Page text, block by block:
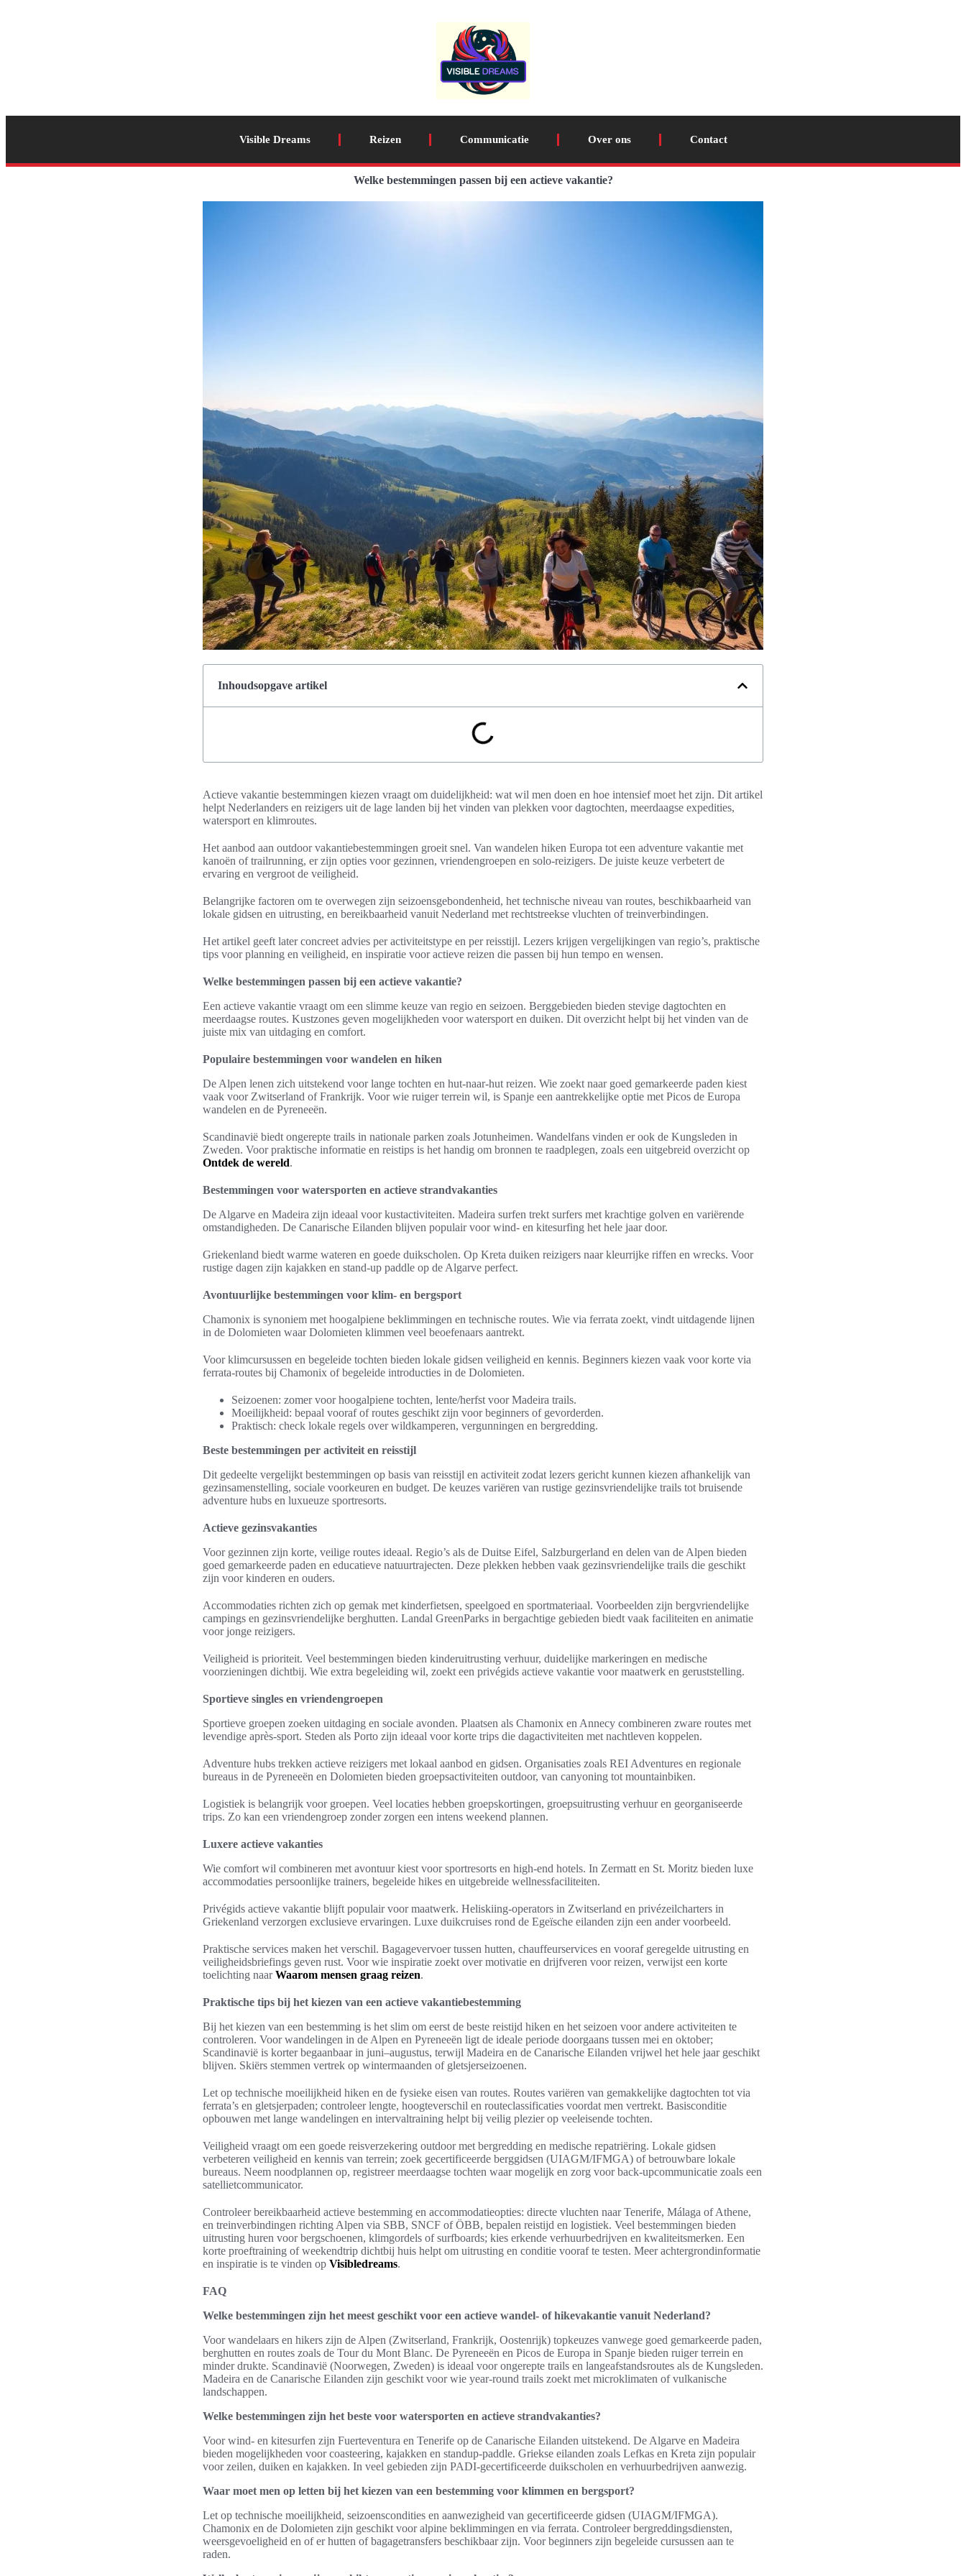
Visible Dreams Reizen Communicatie Over ons Contact
Welke bestemmingen passen bij een actieve vakantie?
Inhoudsopgave artikel
Actieve vakantie bestemmingen kiezen vraagt om duidelijkheid: wat wil men doen en hoe intensief moet het zijn. Dit artikel
helpt Nederlanders en reizigers uit de lage landen bij het vinden van plekken voor dagtochten, meerdaagse expedities,
watersport en klimroutes.
Het aanbod aan outdoor vakantiebestemmingen groeit snel. Van wandelen hiken Europa tot een adventure vakantie met
kanoën of trailrunning, er zijn opties voor gezinnen, vriendengroepen en solo-reizigers. De juiste keuze verbetert de
ervaring en vergroot de veiligheid.
Belangrijke factoren om te overwegen zijn seizoensgebondenheid, het technische niveau van routes, beschikbaarheid van
lokale gidsen en uitrusting, en bereikbaarheid vanuit Nederland met rechtstreekse vluchten of treinverbindingen.
Het artikel geeft later concreet advies per activiteitstype en per reisstijl. Lezers krijgen vergelijkingen van regio’s, praktische
tips voor planning en veiligheid, en inspiratie voor actieve reizen die passen bij hun tempo en wensen.
Welke bestemmingen passen bij een actieve vakantie?
Een actieve vakantie vraagt om een slimme keuze van regio en seizoen. Berggebieden bieden stevige dagtochten en
meerdaagse routes. Kustzones geven mogelijkheden voor watersport en duiken. Dit overzicht helpt bij het vinden van de
juiste mix van uitdaging en comfort.
Populaire bestemmingen voor wandelen en hiken
De Alpen lenen zich uitstekend voor lange tochten en hut-naar-hut reizen. Wie zoekt naar goed gemarkeerde paden kiest
vaak voor Zwitserland of Frankrijk. Voor wie ruiger terrein wil, is Spanje een aantrekkelijke optie met Picos de Europa
wandelen en de Pyreneeën.
Scandinavië biedt ongerepte trails in nationale parken zoals Jotunheimen. Wandelfans vinden er ook de Kungsleden in
Zweden. Voor praktische informatie en reistips is het handig om bronnen te raadplegen, zoals een uitgebreid overzicht op
Ontdek de wereld.
Bestemmingen voor watersporten en actieve strandvakanties
De Algarve en Madeira zijn ideaal voor kustactiviteiten. Madeira surfen trekt surfers met krachtige golven en variërende
omstandigheden. De Canarische Eilanden blijven populair voor wind- en kitesurfing het hele jaar door.
Griekenland biedt warme wateren en goede duikscholen. Op Kreta duiken reizigers naar kleurrijke riffen en wrecks. Voor
rustige dagen zijn kajakken en stand-up paddle op de Algarve perfect.
Avontuurlijke bestemmingen voor klim- en bergsport
Chamonix is synoniem met hoogalpiene beklimmingen en technische routes. Wie via ferrata zoekt, vindt uitdagende lijnen
in de Dolomieten waar Dolomieten klimmen veel beoefenaars aantrekt.
Voor klimcursussen en begeleide tochten bieden lokale gidsen veiligheid en kennis. Beginners kiezen vaak voor korte via
ferrata-routes bij Chamonix of begeleide introducties in de Dolomieten.
Seizoenen: zomer voor hoogalpiene tochten, lente/herfst voor Madeira trails.
Moeilijkheid: bepaal vooraf of routes geschikt zijn voor beginners of gevorderden.
Praktisch: check lokale regels over wildkamperen, vergunningen en bergredding.
Beste bestemmingen per activiteit en reisstijl
Dit gedeelte vergelijkt bestemmingen op basis van reisstijl en activiteit zodat lezers gericht kunnen kiezen afhankelijk van
gezinsamenstelling, sociale voorkeuren en budget. De keuzes variëren van rustige gezinsvriendelijke trails tot bruisende
adventure hubs en luxueuze sportresorts.
Actieve gezinsvakanties
Voor gezinnen zijn korte, veilige routes ideaal. Regio’s als de Duitse Eifel, Salzburgerland en delen van de Alpen bieden
goed gemarkeerde paden en educatieve natuurtrajecten. Deze plekken hebben vaak gezinsvriendelijke trails die geschikt
zijn voor kinderen en ouders.
Accommodaties richten zich op gemak met kinderfietsen, speelgoed en sportmateriaal. Voorbeelden zijn bergvriendelijke
campings en gezinsvriendelijke berghutten. Landal GreenParks in bergachtige gebieden biedt vaak faciliteiten en animatie
voor jonge reizigers.
Veiligheid is prioriteit. Veel bestemmingen bieden kinderuitrusting verhuur, duidelijke markeringen en medische
voorzieningen dichtbij. Wie extra begeleiding wil, zoekt een privégids actieve vakantie voor maatwerk en geruststelling.
Sportieve singles en vriendengroepen
Sportieve groepen zoeken uitdaging en sociale avonden. Plaatsen als Chamonix en Annecy combineren zware routes met
levendige après-sport. Steden als Porto zijn ideaal voor korte trips die dagactiviteiten met nachtleven koppelen.
Adventure hubs trekken actieve reizigers met lokaal aanbod en gidsen. Organisaties zoals REI Adventures en regionale
bureaus in de Pyreneeën en Dolomieten bieden groepsactiviteiten outdoor, van canyoning tot mountainbiken.
Logistiek is belangrijk voor groepen. Veel locaties hebben groepskortingen, groepsuitrusting verhuur en georganiseerde
trips. Zo kan een vriendengroep zonder zorgen een intens weekend plannen.
Luxere actieve vakanties
Wie comfort wil combineren met avontuur kiest voor sportresorts en high-end hotels. In Zermatt en St. Moritz bieden luxe
accommodaties persoonlijke trainers, begeleide hikes en uitgebreide wellnessfaciliteiten.
Privégids actieve vakantie blijft populair voor maatwerk. Heliskiing-operators in Zwitserland en privézeilcharters in
Griekenland verzorgen exclusieve ervaringen. Luxe duikcruises rond de Egeïsche eilanden zijn een ander voorbeeld.
Praktische services maken het verschil. Bagagevervoer tussen hutten, chauffeurservices en vooraf geregelde uitrusting en
veiligheidsbriefings geven rust. Voor wie inspiratie zoekt over motivatie en drijfveren voor reizen, verwijst een korte
toelichting naarWaarom mensen graag reizen.
Praktische tips bij het kiezen van een actieve vakantiebestemming
Bij het kiezen van een bestemming is het slim om eerst de beste reistijd hiken en het seizoen voor andere activiteiten te
controleren. Voor wandelingen in de Alpen en Pyreneeën ligt de ideale periode doorgaans tussen mei en oktober;
Scandinavië is korter begaanbaar in juni–augustus, terwijl Madeira en de Canarische Eilanden vrijwel het hele jaar geschikt
blijven. Skiërs stemmen vertrek op wintermaanden of gletsjerseizoenen.
Let op technische moeilijkheid hiken en de fysieke eisen van routes. Routes variëren van gemakkelijke dagtochten tot via
ferrata’s en gletsjerpaden; controleer lengte, hoogteverschil en routeclassificaties voordat men vertrekt. Basisconditie
opbouwen met lange wandelingen en intervaltraining helpt bij veilig plezier op veeleisende tochten.
Veiligheid vraagt om een goede reisverzekering outdoor met bergredding en medische repatriëring. Lokale gidsen
verbeteren veiligheid en kennis van terrein; zoek gecertificeerde berggidsen (UIAGM/IFMGA) of betrouwbare lokale
bureaus. Neem noodplannen op, registreer meerdaagse tochten waar mogelijk en zorg voor back-upcommunicatie zoals een
satellietcommunicator.
Controleer bereikbaarheid actieve bestemming en accommodatieopties: directe vluchten naar Tenerife, Málaga of Athene,
en treinverbindingen richting Alpen via SBB, SNCF of ÖBB, bepalen reistijd en logistiek. Veel bestemmingen bieden
uitrusting huren voor bergschoenen, klimgordels of surfboards; kies erkende verhuurbedrijven en kwaliteitsmerken. Een
korte proeftraining of weekendtrip dichtbij huis helpt om uitrusting en conditie vooraf te testen. Meer achtergrondinformatie
en inspiratie is te vinden op Visibledreams.
FAQ
Welke bestemmingen zijn het meest geschikt voor een actieve wandel- of hikevakantie vanuit Nederland?
Voor wandelaars en hikers zijn de Alpen (Zwitserland, Frankrijk, Oostenrijk) topkeuzes vanwege goed gemarkeerde paden,
berghutten en routes zoals de Tour du Mont Blanc. De Pyreneeën en Picos de Europa in Spanje bieden ruiger terrein en
minder drukte. Scandinavië (Noorwegen, Zweden) is ideaal voor ongerepte trails en langeafstandsroutes als de Kungsleden.
Madeira en de Canarische Eilanden zijn geschikt voor wie year‑round trails zoekt met microklimaten of vulkanische
landschappen.
Welke bestemmingen zijn het beste voor watersporten en actieve strandvakanties?
Voor wind- en kitesurfen zijn Fuerteventura en Tenerife op de Canarische Eilanden uitstekend. De Algarve en Madeira
bieden mogelijkheden voor coasteering, kajakken en standup-paddle. Griekse eilanden zoals Lefkas en Kreta zijn populair
voor zeilen, duiken en kajakken. In veel gebieden zijn PADI-gecertificeerde duikscholen en verhuurbedrijven aanwezig.
Waar moet men op letten bij het kiezen van een bestemming voor klimmen en bergsport?
Let op technische moeilijkheid, seizoenscondities en aanwezigheid van gecertificeerde gidsen (UIAGM/IFMGA).
Chamonix en de Dolomieten zijn geschikt voor alpine beklimmingen en via ferrata. Controleer bergreddingsdiensten,
weersgevoeligheid en of er hutten of bagagetransfers beschikbaar zijn. Voor beginners zijn begeleide cursussen aan te
raden.